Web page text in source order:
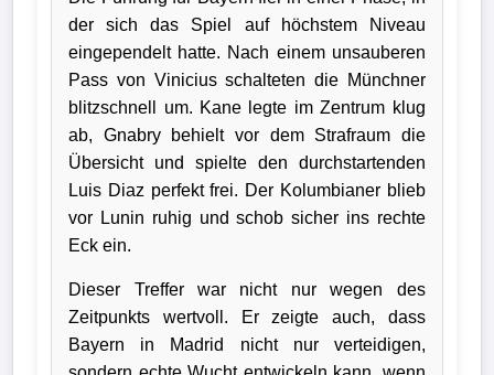
der sich das Spiel auf höchstem Niveau
eingependelt hatte. Nach einem unsauberen
Pass von Vinicius schalteten die Münchner
blitzschnell um. Kane legte im Zentrum klug
ab, Gnabry behielt vor dem Strafraum die
Übersicht und spielte den durchstartenden
Luis Diaz perfekt frei. Der Kolumbianer blieb
vor Lunin ruhig und schob sicher ins rechte
Eck ein.
Dieser Treffer war nicht nur wegen des
Zeitpunkts wertvoll. Er zeigte auch, dass
Bayern in Madrid nicht nur verteidigen,